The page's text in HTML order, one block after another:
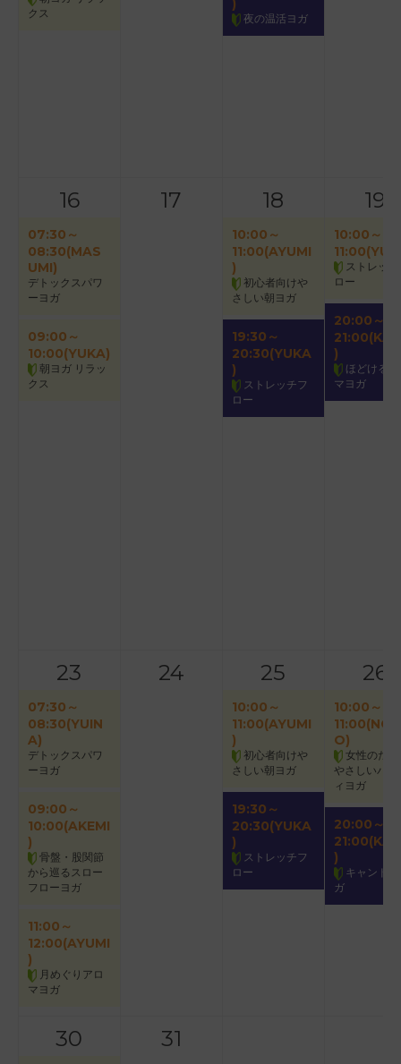
クス
)
夜の温活ヨガ
16
07:30～
08:30(MAS
UMI)
デトックスパワ
ーヨガ
09:00～
10:00(YUKA)
朝ヨガ リラッ
クス
17 18
10:00～
11:00(AYUMI
)
初心者向けや
さしい朝ヨガ
19:30～
20:30(YUKA
)
ストレッチフ
ロー
19
10:00～
ストレッ
ロー
20:00～
)
ほどける
マヨガ
23
07:30～
08:30(YUIN
A)
デトックスパワ
ーヨガ
09:00～
10:00(AKEMI
)
骨盤・股関節
から巡るスロー
フローヨガ
11:00～
12:00(AYUMI
)
月めぐりアロ
マヨガ
24 25
10:00～
11:00(AYUMI
)
初心者向けや
さしい朝ヨガ
19:30～
20:30(YUKA
)
ストレッチフ
ロー
26
10:00～
O)
女性のため
やさしいバク
ィヨガ
20:00～
)
キャンド
ガ
30 31